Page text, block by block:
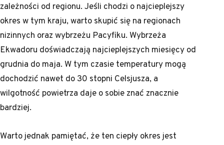
zależności od regionu. Jeśli chodzi o najcieplejszy
okres w tym kraju, warto skupić się na regionach
nizinnych oraz wybrzeżu Pacyfiku. Wybrzeża
Ekwadoru doświadczają najcieplejszych miesięcy od
grudnia do maja. W tym czasie temperatury mogą
dochodzić nawet do 30 stopni Celsjusza, a
wilgotność powietrza daje o sobie znać znacznie
bardziej.
Warto jednak pamiętać, że ten ciepły okres jest